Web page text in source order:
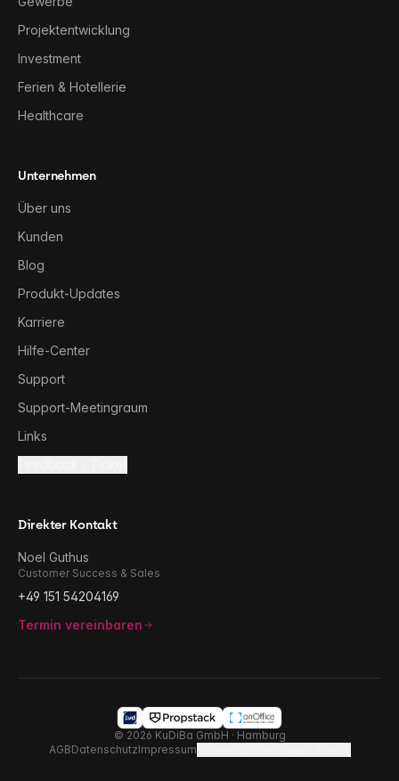
Projektentwicklung
Investment
Ferien & Hotellerie
Healthcare
Unternehmen
Über uns
Kunden
Blog
Produkt-Updates
Karriere
Hilfe-Center
Support
Support-Meetingraum
Links
Direkter Kontakt
Noel Guthus
Customer Success & Sales
+49 151 54204169
Termin vereinbaren
© 2026 KuDiBa GmbH · Hamburg
AGBDatenschutzImpressum